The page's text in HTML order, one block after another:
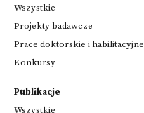
Ponadto
pomaga
w
towarzyszeniu
twórczości,&nbsp;działając
na
Wszystkie
Projekty badawcze
Prace doktorskie i habilitacyjne
Konkursy
Publikacje
Wszystkie